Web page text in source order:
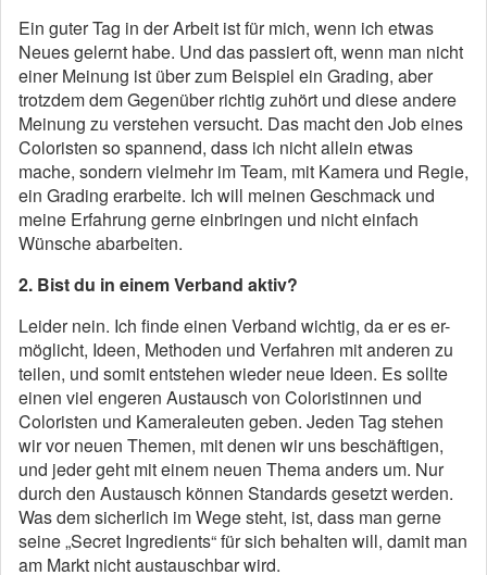
Ein guter Tag in der Arbeit ist für mich, wenn ich etwas
Neues gelernt habe. Und das passiert oft, wenn man nicht
einer Meinung ist über zum Beispiel ein Grading, aber
trotzdem dem Gegenüber richtig zuhört und diese andere
Meinung zu verstehen versucht. Das macht den Job eines
Coloristen so spannend, dass ich nicht allein etwas
mache, sondern vielmehr im Team, mit Kamera und Regie,
ein Grading erarbeite. Ich will meinen Geschmack und
meine Erfahrung gerne einbringen und nicht einfach
Wünsche abarbeiten.
2. Bist du in einem Verband aktiv?
Leider nein. Ich finde einen Verband wichtig, da er es er-
möglicht, Ideen, Methoden und Verfahren mit anderen zu
teilen, und somit entstehen wieder neue Ideen. Es sollte
einen viel engeren Austausch von Coloristinnen und
Coloristen und Kameraleuten geben. Jeden Tag stehen
wir vor neuen Themen, mit denen wir uns beschäftigen,
und jeder geht mit einem neuen Thema anders um. Nur
durch den Austausch können Standards gesetzt werden.
Was dem sicherlich im Wege steht, ist, dass man gerne
seine „Secret Ingredients“ für sich behalten will, damit man
am Markt nicht austauschbar wird.